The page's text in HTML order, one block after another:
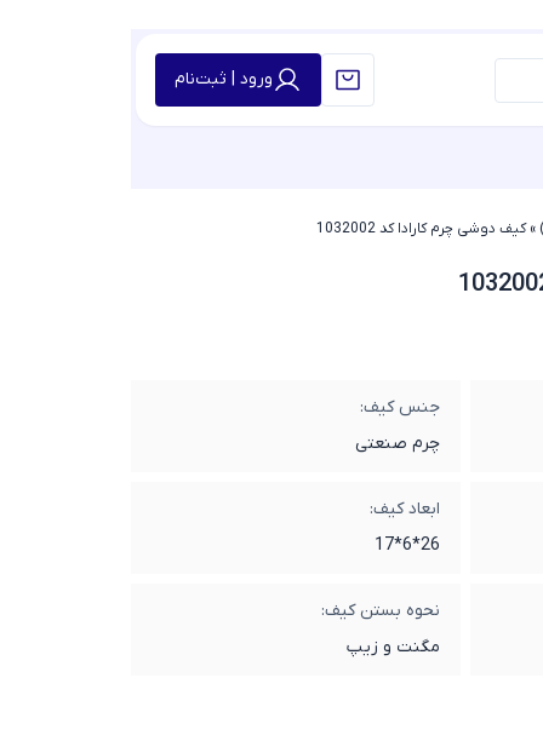
ورود | ثبت‌نام
»کیف دوشی چرم کارادا کد 1032002
جنس کیف:
چرم صنعتی
ابعاد کیف:
26*6*17
نحوه بستن کیف:
مگنت و زیپ